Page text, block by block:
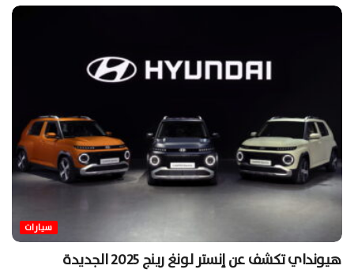
سيارات
هيونداي تكشف عن إنستر لونغ رينج 2025 الجديدة